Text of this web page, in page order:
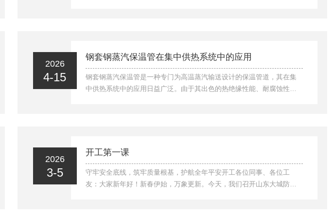
品；施工前还需清理作业场地，规划材料堆放与施工通道，为规范施工
创造条件。敷设环节，坡度控制是关键，需依据水...
2026
4-15
钢套钢蒸汽保温管在集中供热系统中的应用
钢套钢蒸汽保温管是一种专门为高温蒸汽输送设计的保温管道，其在集
中供热系统中的应用日益广泛。由于其出色的热绝缘性能、耐腐蚀性以
用，同时防止外部环境对管道的腐蚀。而保温层则通常由聚氨酯、岩
棉、玻璃棉等材料构成，具有很好的隔热性能，能够有效...
2026
3-5
开工第一课
守牢安全底线，筑牢质量根基，护航全年平安开工各位同事、各位工
友：大家新年好！新春伊始，万象更新。今天，我们召开山东大城防腐